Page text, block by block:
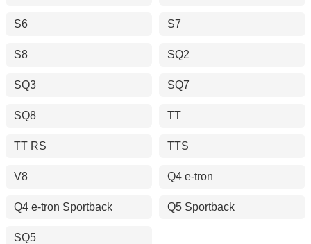
S6 S7
S8 SQ2
SQ3 SQ7
SQ8 TT
TT RS TTS
V8 Q4 e-tron
Q4 e-tron Sportback Q5 Sportback
SQ5